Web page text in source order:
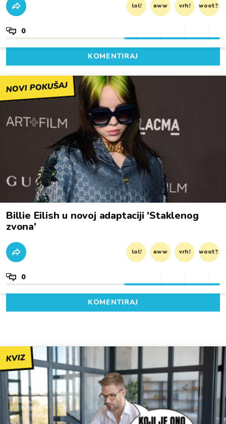
lol! aww vrh! woot?!
0
KOMENTIRAJ
NOVI POKUŠAJ
Billie Eilish u novoj adaptaciji 'Staklenog
zvona'
lol! aww vrh! woot?!
0
KOMENTIRAJ
KVIZ